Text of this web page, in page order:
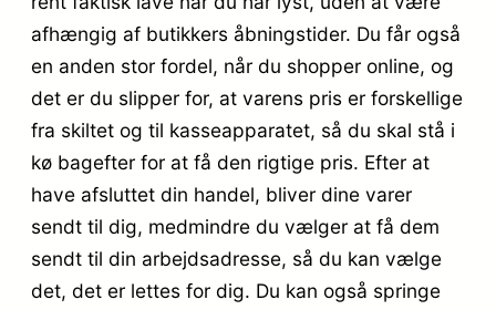
afhængig af butikkers åbningstider. Du får også
en anden stor fordel, når du shopper online, og
det er du slipper for, at varens pris er forskellige
fra skiltet og til kasseapparatet, så du skal stå i
kø bagefter for at få den rigtige pris. Efter at
have afsluttet din handel, bliver dine varer
sendt til dig, medmindre du vælger at få dem
sendt til din arbejdsadresse, så du kan vælge
det, det er lettes for dig. Du kan også springe